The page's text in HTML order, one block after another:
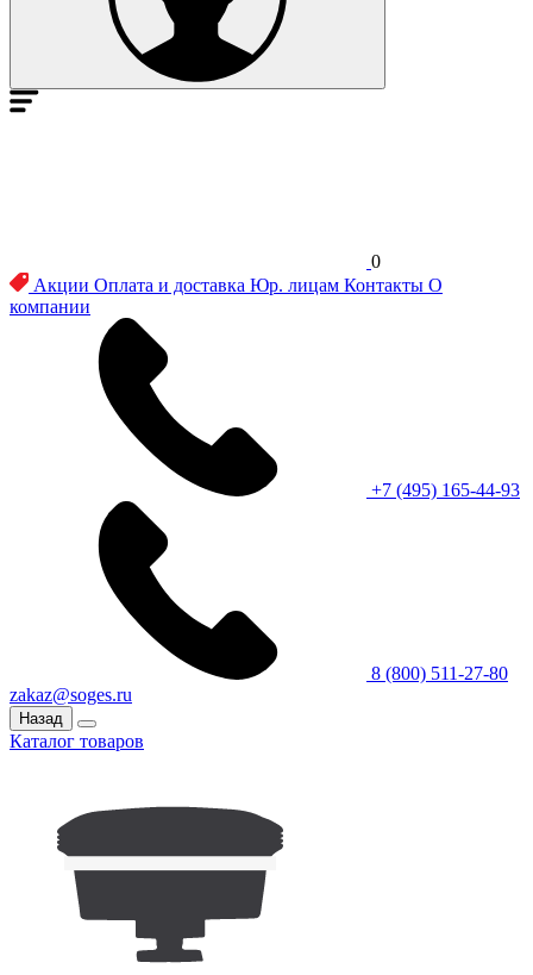
0
Акции Оплата и доставка Юр. лицам Контакты О
компании
+7 (495) 165-44-93
8 (800) 511-27-80
zakaz@soges.ru
Назад
Каталог товаров